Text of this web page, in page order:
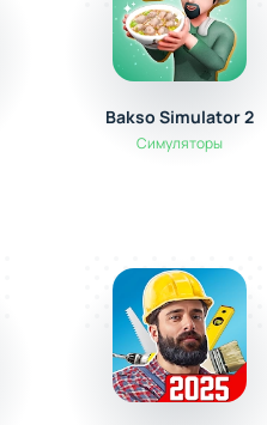
Bakso Simulator 2
Симуляторы